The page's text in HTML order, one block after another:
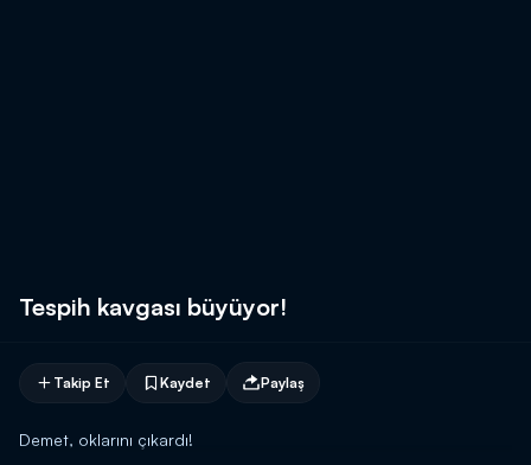
Tespih kavgası büyüyor!
Takip Et Kaydet Paylaş
Demet, oklarını çıkardı!